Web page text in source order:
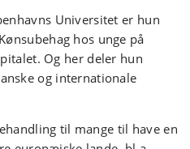
Universitet er hun
hos unge på
Og her deler hun
og internationale
til mange til have en